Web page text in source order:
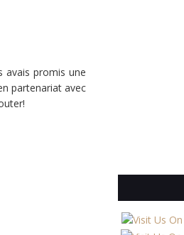
avais promis une
partenariat avec